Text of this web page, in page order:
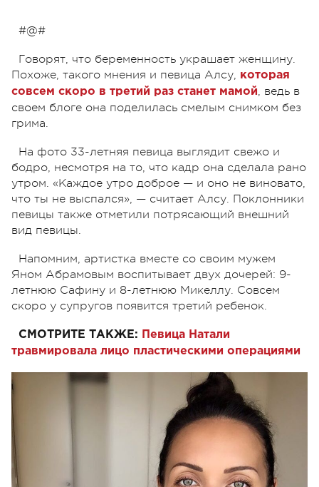
#@#
Говорят, что беременность украшает женщину.
Похоже, такого мнения и певица Алсу, которая
совсем скоро в третий раз станет мамой, ведь в
своем блоге она поделилась смелым снимком без
грима.
На фото 33-летняя певица выглядит свежо и
бодро, несмотря на то, что кадр она сделала рано
утром. «Каждое утро доброе — и оно не виновато,
что ты не выспался», — считает Алсу. Поклонники
певицы также отметили потрясающий внешний
вид певицы.
Напомним, артистка вместе со своим мужем
Яном Абрамовым воспитывает двух дочерей: 9-
летнюю Сафину и 8-летнюю Микеллу. Совсем
скоро у супругов появится третий ребенок.
СМОТРИТЕ ТАКЖЕ:
Певица Натали
травмировала лицо пластическими операциями